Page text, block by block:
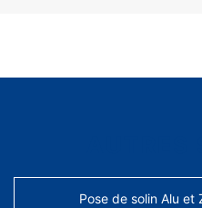
Pose de solin Alu et